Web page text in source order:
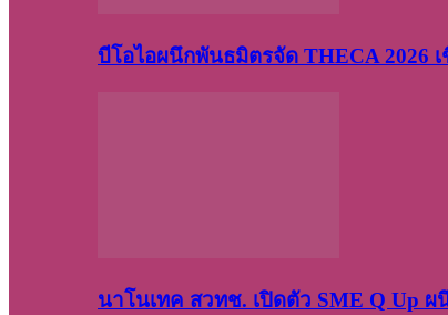
บีโอไอผนึกพันธมิตรจัด THECA 2026
นาโนเทค สวทช. เปิดตัว SME Q Up